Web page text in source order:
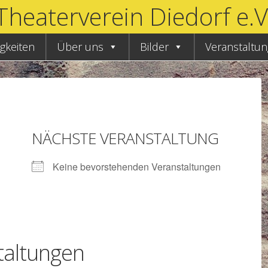
Diedorf
Über uns Bilder
NÄCHSTE VERANSTALTUNG
Keine bevorstehenden Veranstaltungen